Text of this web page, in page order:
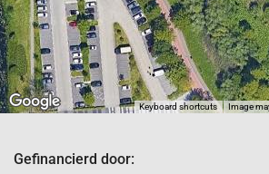
Keyboard shortcuts Image
Gefinancierd door: